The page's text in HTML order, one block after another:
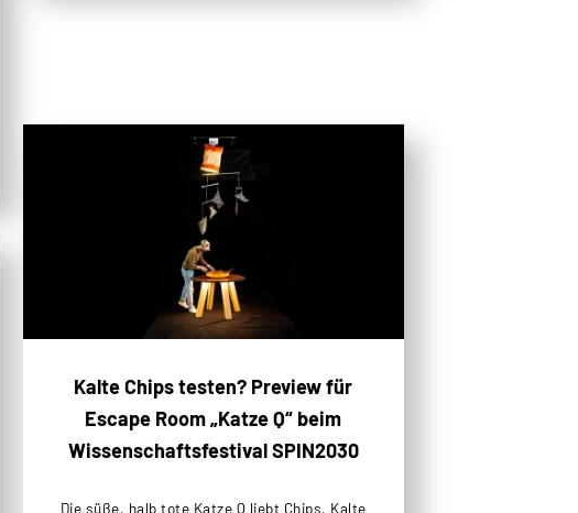
Kalte Chips testen? Preview für
Escape Room „Katze Q“ beim
Wissenschaftsfestival SPIN2030
Die süße, halb tote Katze Q liebt Chips, Kalte